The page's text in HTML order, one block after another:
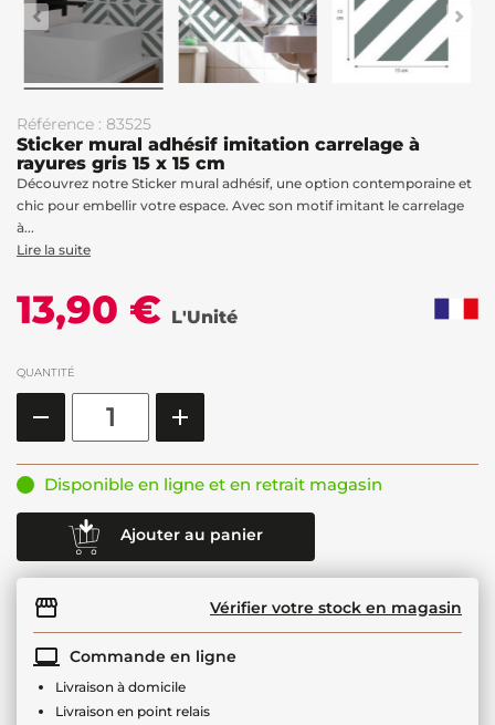
Référence : 83525
Sticker mural adhésif imitation carrelage à
rayures gris 15 x 15 cm
Découvrez notre Sticker mural adhésif, une option contemporaine et
chic pour embellir votre espace. Avec son motif imitant le carrelage
à...
Lire la suite
13,90 € L'Unité
QUANTITÉ
Disponible en ligne et en retrait magasin
Ajouter au panier
Vérifier votre stock en magasin
Commande en ligne
Livraison à domicile
Livraison en point relais